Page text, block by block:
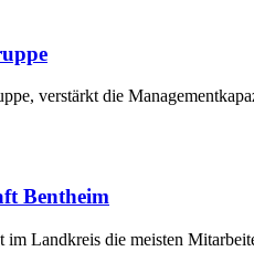
verstärkt die
Bentheim
Landkreis die meisten